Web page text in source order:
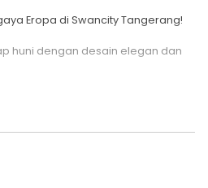
Eropa di Swancity Tangerang!
huni dengan desain elegan dan